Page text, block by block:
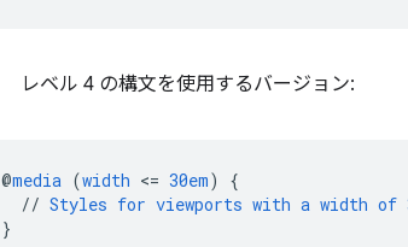
レベル 4 の構文を使用するバージョン:
@media (width <= 30em)
{
// Styles for viewports with a width of
}